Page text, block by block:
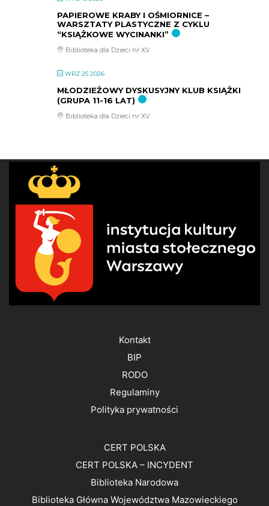
PAPIEROWE KRABY I OŚMIORNICE –
WARSZTATY PLASTYCZNE Z CYKLU
“KSIĄŻKOWE WYCINANKI”
Biblioteka dla Dzieci nr XV
WRZ 25 2026
MŁODZIEŻOWY DYSKUSYJNY KLUB KSIĄŻKI
(GRUPA 11-16 LAT)
Biblioteka dla Dzieci nr XV
Kontakt
BIP
RODO
Regulaminy
Polityka prywatności
CERT POLSKA
CERT POLSKA – INCYDENT
Biblioteka Narodowa
Biblioteka Główna Województwa Mazowieckiego